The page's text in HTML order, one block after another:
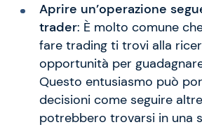
Aprire un’operazione
trader: È molto comune
fare trading ti trovi alla
opportunità per
Questo entusiasmo può
decisioni come seguire
potrebbero trovarsi in una